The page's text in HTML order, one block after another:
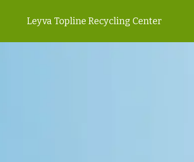
Leyva Topline Recycling Center